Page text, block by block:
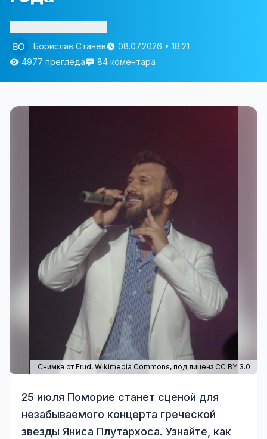
Борислав Станев
08.07.2026 • 18:21
4977 прегледа
84 коментара
Снимка от Erud, Wikimedia Commons, под лиценз CC BY 3.0
25 июля Поморие станет сценой для
незабываемого концерта греческой
звезды Яниса Плутархоса. Узнайте, как